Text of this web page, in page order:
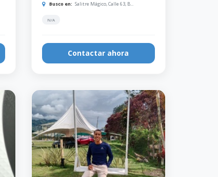
Busco en: Salitre Mágico, Calle 63, B...
N/A
Contactar ahora